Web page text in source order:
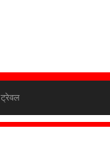
ट्रेवल